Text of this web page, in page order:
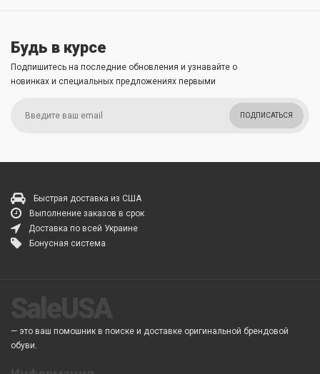
Будь в курсе
Подпишитесь на последние обновления и узнавайте о
новинках и специальных предложениях первыми
ПОДПИСАТЬСЯ
Быстрая доставка из США
Выполнение заказов в срок
Доставка по всей Украине
Бонусная система
— это ваш помошник в поиске и доставке оригинальной брендовой
обуви.